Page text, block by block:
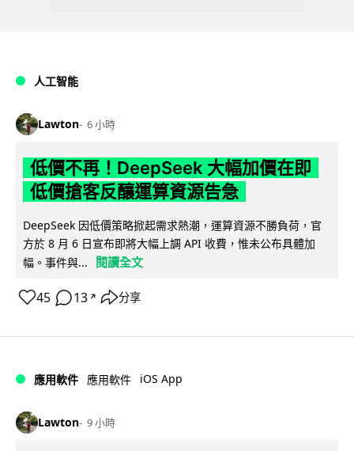
人工智能
Lawton 6 小時
低價不再！DeepSeek 大幅加價在即
低價搶客反釀運算資源告急
DeepSeek 因低價策略掀起需求熱潮，運算資源不勝負荷，官
方於 8 月 6 日宣布即將大幅上調 API 收費，惟未公布具體加
幅。事件與...
閱讀全文
45 13 ↗ 分享
應用軟件 應用軟件 iOS App
Lawton 9 小時